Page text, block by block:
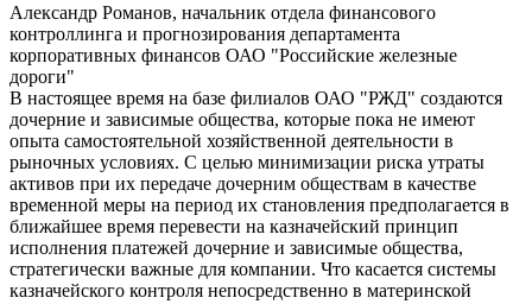
Александр Романов, начальник отдела финансового
контроллинга и прогнозирования департамента
корпоративных финансов ОАО "Российские железные
дороги"
В настоящее время на базе филиалов ОАО "РЖД" создаются
дочерние и зависимые общества, которые пока не имеют
опыта самостоятельной хозяйственной деятельности в
рыночных условиях. С целью минимизации риска утраты
активов при их передаче дочерним обществам в качестве
временной меры на период их становления предполагается в
ближайшее время перевести на казначейский принцип
исполнения платежей дочерние и зависимые общества,
стратегически важные для компании. Что касается системы
казначейского контроля непосредственно в материнской